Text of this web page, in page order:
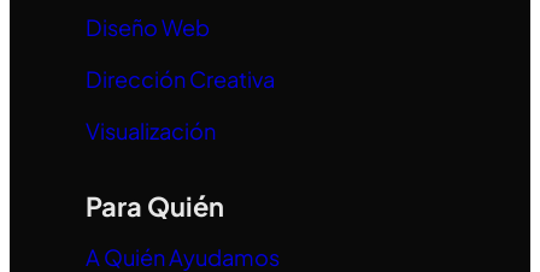
Diseño Web
Dirección Creativa
Visualización
Para Quién
A Quién Ayudamos